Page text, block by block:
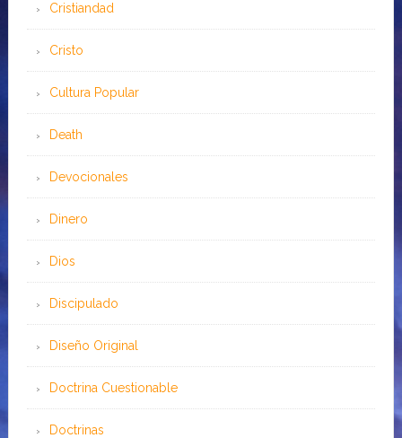
Cristiandad
Cristo
Cultura Popular
Death
Devocionales
Dinero
Dios
Discipulado
Diseño Original
Doctrina Cuestionable
Doctrinas